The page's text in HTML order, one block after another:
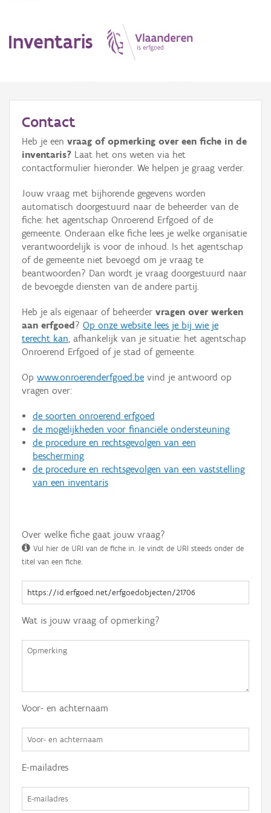
Inventaris
Erfgoedobject
Aanduidingsobject
Waarneming
Thema
Gebeurtenis
Persoon of collectief
Hergebruik
Aanmelden
Contact
Heb je een vraag of opmerking over een fiche in de
inventaris? Laat het ons weten via het
contactformulier hieronder. We helpen je graag verder.
Jouw vraag met bijhorende gegevens worden
automatisch doorgestuurd naar de beheerder van de
fiche: het agentschap Onroerend Erfgoed of de
gemeente. Onderaan elke fiche lees je welke organisatie
verantwoordelijk is voor de inhoud. Is het agentschap
of de gemeente niet bevoegd om je vraag te
beantwoorden? Dan wordt je vraag doorgestuurd naar
de bevoegde diensten van de andere partij.
Heb je als eigenaar of beheerder vragen over werken
aan erfgoed ? Op onze website lees je bij wie je
terecht kan, afhankelijk van je situatie: het agentschap
Onroerend Erfgoed of je stad of gemeente.
Op www.onroerenderfgoed.be vind je antwoord op
vragen over:
de soorten onroerend erfgoed
de mogelijkheden voor financiële ondersteuning
de procedure en rechtsgevolgen van een
bescherming
de procedure en rechtsgevolgen van een vaststelling
van een inventaris
Over welke fiche gaat jouw vraag?
Vul hier de URI van de fiche in. Je vindt de URI steeds onder de
titel van een fiche.
Wat is jouw vraag of opmerking?
Voor- en achternaam
E-mailadres